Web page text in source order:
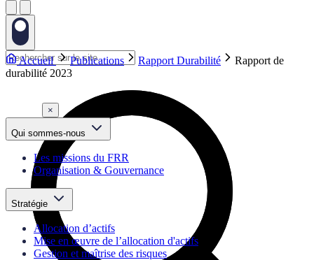
Accueil Publications Rapport Durabilité
Rapport de
durabilité 2023
×
Qui sommes-nous
Les missions du FRR
Organisation & Gouvernance
Stratégie
Allocation d’actifs
Mise en œuvre de l’allocation d'actifs
Gestion et maîtrise des risques